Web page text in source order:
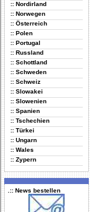
:: Nordirland
:: Norwegen
:: Österreich
:: Polen
:: Portugal
:: Russland
:: Schottland
:: Schweden
:: Schweiz
:: Slowakei
:: Slowenien
:: Spanien
:: Tschechien
:: Türkei
:: Ungarn
:: Wales
:: Zypern
.:: News bestellen